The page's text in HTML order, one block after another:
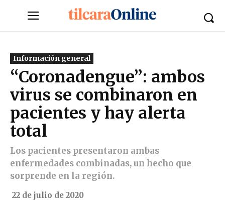
Información general
“Coronadengue”: ambos
virus se combinaron en
pacientes y hay alerta
total
Los pacientes presentaron ambas
enfermedades combinadas, un hecho que
sorprende en la región.
22 de julio de 2020